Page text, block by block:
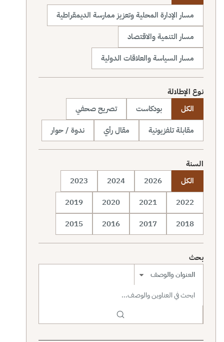
مسار الإدارة المحلية وتعزيز ممارسة الديمقراطية
مسار التنمية والاقتصاد
مسار السياسة والعلاقات الدولية
نوع الإطلالة
الكل
بودكاست
تصريح صحفي
مقابلة تلفزيونية
مقال رأي ندوة / حوار
السنة
الكل
2026
2024
2023
2022
2021
2020
2019
2018
2017
2016
2015
بحث
نطاق البحث